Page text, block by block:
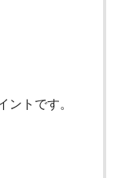
ントです。